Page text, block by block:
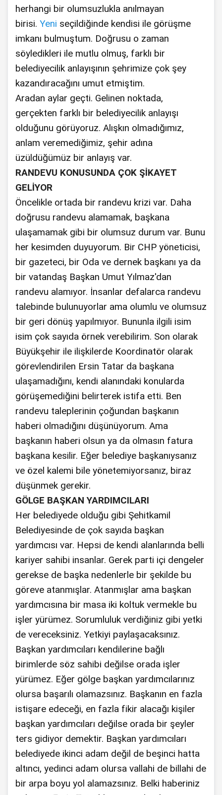
herhangi bir olumsuzlukla anılmayan
birisi. Yeni seçildiğinde kendisi ile görüşme
imkanı bulmuştum. Doğrusu o zaman
söyledikleri ile mutlu olmuş, farklı bir
belediyecilik anlayışının şehrimize çok şey
kazandıracağını umut etmiştim.
Aradan aylar geçti. Gelinen noktada,
gerçekten farklı bir belediyecilik anlayışı
olduğunu görüyoruz. Alışkın olmadığımız,
anlam veremediğimiz, şehir adına
üzüldüğümüz bir anlayış var.
RANDEVU KONUSUNDA ÇOK ŞİKAYET
GELİYOR
Öncelikle ortada bir randevu krizi var. Daha
doğrusu randevu alamamak, başkana
ulaşamamak gibi bir olumsuz durum var. Bunu
her kesimden duyuyorum. Bir CHP yöneticisi,
bir gazeteci, bir Oda ve dernek başkanı ya da
bir vatandaş Başkan Umut Yılmaz'dan
randevu alamıyor. İnsanlar defalarca randevu
talebinde bulunuyorlar ama olumlu ve olumsuz
bir geri dönüş yapılmıyor. Bununla ilgili isim
isim çok sayıda örnek verebilirim. Son olarak
Büyükşehir ile ilişkilerde Koordinatör olarak
görevlendirilen Ersin Tatar da başkana
ulaşamadığını, kendi alanındaki konularda
görüşemediğini belirterek istifa etti. Ben
randevu taleplerinin çoğundan başkanın
haberi olmadığını düşünüyorum. Ama
başkanın haberi olsun ya da olmasın fatura
başkana kesilir. Eğer belediye başkanıysanız
ve özel kalemi bile yönetemiyorsanız, biraz
düşünmek gerekir.
GÖLGE BAŞKAN YARDIMCILARI
Her belediyede olduğu gibi Şehitkamil
Belediyesinde de çok sayıda başkan
yardımcısı var. Hepsi de kendi alanlarında belli
kariyer sahibi insanlar. Gerek parti içi dengeler
gerekse de başka nedenlerle bir şekilde bu
göreve atanmışlar. Atanmışlar ama başkan
yardımcısına bir masa iki koltuk vermekle bu
işler yürümez. Sorumluluk verdiğiniz gibi yetki
de vereceksiniz. Yetkiyi paylaşacaksınız.
Başkan yardımcıları kendilerine bağlı
birimlerde söz sahibi değilse orada işler
yürümez. Eğer gölge başkan yardımcılarınız
olursa başarılı olamazsınız. Başkanın en fazla
istişare edeceği, en fazla fikir alacağı kişiler
başkan yardımcıları değilse orada bir şeyler
ters gidiyor demektir. Başkan yardımcıları
belediyede ikinci adam değil de beşinci hatta
altıncı, yedinci adam olursa vallahi de billahi de
bir arpa boyu yol alamazsınız. Belki haberiniz